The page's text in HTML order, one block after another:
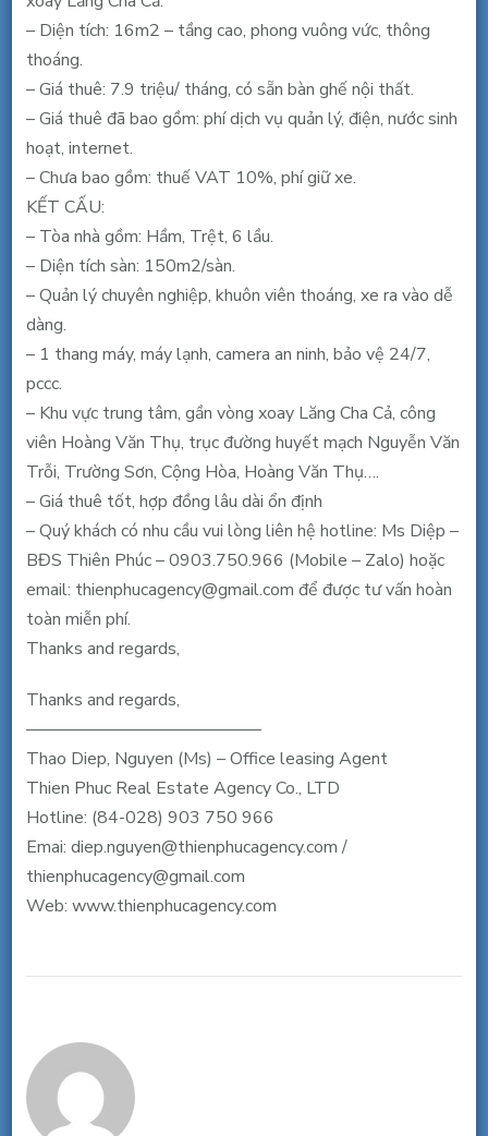
trọn
tòa
nhà
MT
Long,
Tân
Bình,
7.9
tháng
– Diện tích: 16m2 – tầng cao, phong vuông vức, thông
thoáng.
– Giá thuê: 7.9 triệu/ tháng, có sẵn bàn ghế nội thất.
– Giá thuê đã bao gồm: phí dịch vụ quản lý, điện, nước sinh
hoạt, internet.
– Chưa bao gồm: thuế VAT 10%, phí giữ xe.
KẾT CẤU:
– Tòa nhà gồm: Hầm, Trệt, 6 lầu.
– Diện tích sàn: 150m2/sàn.
– Quản lý chuyên nghiệp, khuôn viên thoáng, xe ra vào dễ
dàng.
– 1 thang máy, máy lạnh, camera an ninh, bảo vệ 24/7,
pccc.
– Khu vực trung tâm, gần vòng xoay Lăng Cha Cả, công
viên Hoàng Văn Thụ, trục đường huyết mạch Nguyễn Văn
Trỗi, Trường Sơn, Cộng Hòa, Hoàng Văn Thụ….
– Giá thuê tốt, hợp đồng lâu dài ổn định
– Quý khách có nhu cầu vui lòng liên hệ hotline: Ms Diệp –
BĐS Thiên Phúc – 0903.750.966 (Mobile – Zalo) hoặc
email: thienphucagency@gmail.com để được tư vấn hoàn
toàn miễn phí.
Thanks and regards,
Thanks and regards,
—————————————–
Thao Diep, Nguyen (Ms) – Office leasing Agent
Thien Phuc Real Estate Agency Co., LTD
Hotline: (84-028) 903 750 966
Emai: diep.nguyen@thienphucagency.com /
thienphucagency@gmail.com
Web: www.thienphucagency.com